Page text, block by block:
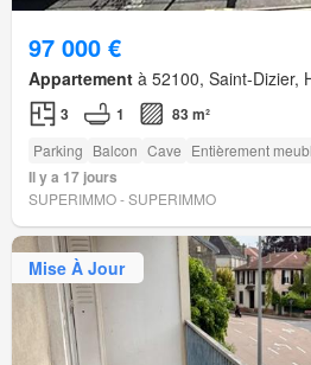
97 000 €
Appartement à 52100, Saint-Dizier,
3 1 83 m²
Parking Balcon Cave Entièrement
Il y a 17 jours
SUPERIMMO - SUPERIMMO
Mise À Jour